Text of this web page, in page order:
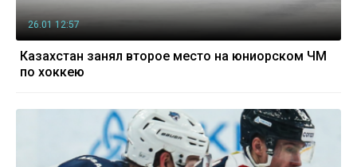
26.01 12:57
Казахстан занял второе место на юниорском ЧМ
по хоккею